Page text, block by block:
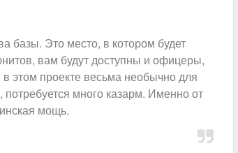
базы. Это место, в котором будет
вам будут доступны и офицеры,
этом проекте весьма необычно для
много казарм. Именно от
мощь.